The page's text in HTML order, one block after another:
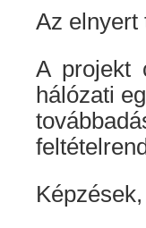
Az elnyert
A projekt
hálózati